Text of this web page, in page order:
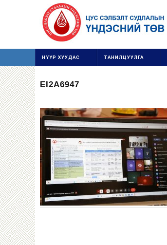
НҮҮР ХУУДАС ТАНИЛЦУУЛГА
EI2A6947